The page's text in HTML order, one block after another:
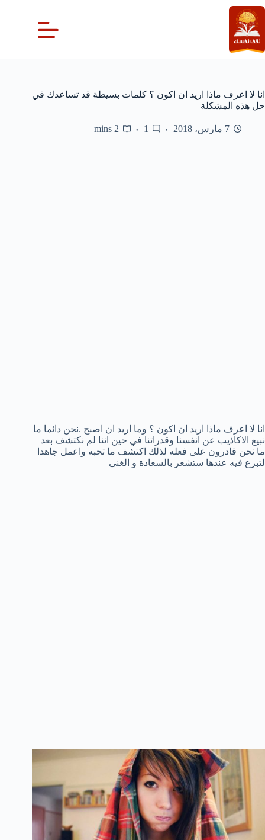
التجاوز
إلى
المحتوى
انا لا اعرف ماذا اريد ان اكون ؟ كلمات بسيطة قد تساعدك في
حل هذه المشكلة
7 مارس، 2018 1
2 mins
انا لا اعرف ماذا اريد ان اكون ؟ وما اريد ان اصبح .نحن دائما ما
نبيع الاكاذيب عن انفسنا وقدراتنا في حين اننا لم نكتشف بعد
ما نحن قادرون على فعله لذلك اكتشف ما تحبه واعمل جاهدا
لتبرع فيه عندها ستشعر بالسعادة و الغنى